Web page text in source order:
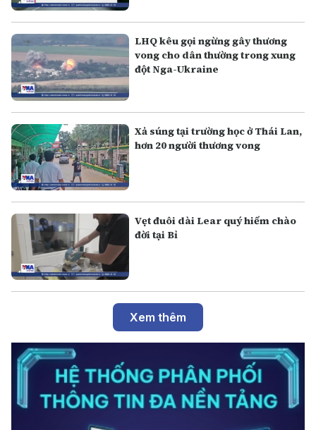
LHQ kêu gọi ngừng gây thương
vong cho dân thường trong xung
đột Nga-Ukraine
Xả súng tại trường học ở Thái Lan,
hơn 20 người thương vong
Vẹt đuôi dài Lear quý hiếm chào
đời tại Bỉ
Xem thêm